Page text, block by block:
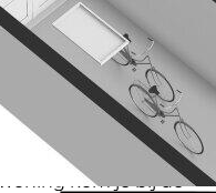
binnen. Hier valt
lichtinval op. Aan
ramen ervoor dat het
wat de ruimte
geeft. Er is volop
een gezellige
leefruimte vormt
verder doorloopt
kom je bij de